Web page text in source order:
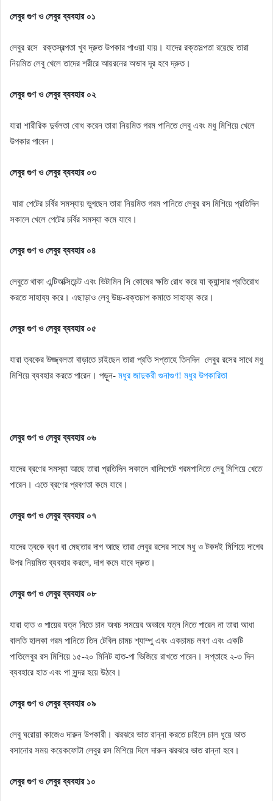
লেবুর গুণ ও লেবুর ব্যবহার ০১
লেবুর রসে রক্তস্বল্পতা খুব দ্রুত উপকার পাওয়া যায়। যাদের রক্তসল্পতা রয়েছে তারা
নিয়মিত লেবু খেলে তাদের শরীরে আয়রনের অভাব দূর হবে দ্রুত।
লেবুর গুণ ও লেবুর ব্যবহার ০২
যারা শারীরিক দুর্বলতা বোধ করেন তারা নিয়মিত গরম পানিতে লেবু এবং মধু মিশিয়ে খেলে
উপকার পাবেন।
লেবুর গুণ ও লেবুর ব্যবহার ০৩
যারা পেটের চৰ্বির সমস্যায় ভুগছেন তারা নিয়মিত গরম পানিতে লেবুর রস মিশিয়ে প্রতিদিন
সকালে খেলে পেটের চর্বির সমস্যা কমে যাবে।
লেবুর গুণ ও লেবুর ব্যবহার ০৪
লেবুতে থাকা এন্টিঅক্সিডেন্ট এবং ভিটামিন সি কোষের ক্ষতি রোধ করে যা ক্যান্সার প্রতিরোধ
করতে সাহায্য করে। এছাড়াও লেবু উচ্চ-রক্তচাপ কমাতে সাহায্য করে।
লেবুর গুণ ও লেবুর ব্যবহার ০৫
যারা ত্বকের উজ্জ্বলতা বাড়াতে চাইছেন তারা প্রতি সপ্তাহে তিনদিন লেবুর রসের সাথে মধু
মিশিয়ে ব্যবহার করতে পারেন। পড়ুন- মধুর জাদুকরী গুনাগুণ! মধুর উপকারিতা
লেবুর গুণ ও লেবুর ব্যবহার ০৬
যাদের ব্রণের সমস্যা আছে তারা প্রতিদিন সকালে খালিপেটে গরমপানিতে লেবু মিশিয়ে খেতে
পারেন। এতে ব্রণের প্রবণতা কমে যাবে।
লেবুর গুণ ও লেবুর ব্যবহার ০৭
যাদের ত্বকে ব্রণ বা মেছতার দাগ আছে তারা লেবুর রসের সাথে মধু ও টকদই মিশিয়ে দাগের
উপর নিয়মিত ব্যবহার করলে, দাগ কমে যাবে দ্রুত।
লেবুর গুণ ও লেবুর ব্যবহার ০৮
যারা হাত ও পায়ের যত্ন নিতে চান অথচ সময়ের অভাবে যত্ন নিতে পারেন না তারা আধা
বালতি হালকা গরম পানিতে তিন টেবিল চামচ শ্যাম্পু এবং একচামচ লবণ এবং একটি
পাতিলেবুর রস মিশিয়ে ১৫-২০ মিনিট হাত-পা ভিজিয়ে রাখতে পারেন। সপ্তাহে ২-৩ দিন
ব্যবহারে হাত এবং পা সুন্দর হয়ে উঠবে।
লেবুর গুণ ও লেবুর ব্যবহার ০৯
লেবু ঘরোয়া কাজেও দারুন উপকারী। ঝরঝরে ভাত রান্না করতে চাইলে চাল ধুয়ে ভাত
বসানোর সময় কয়েকফোটা লেবুর রস মিশিয়ে দিলে দারুন ঝরঝরে ভাত রান্না হবে।
লেবুর গুণ ও লেবুর ব্যবহার ১০